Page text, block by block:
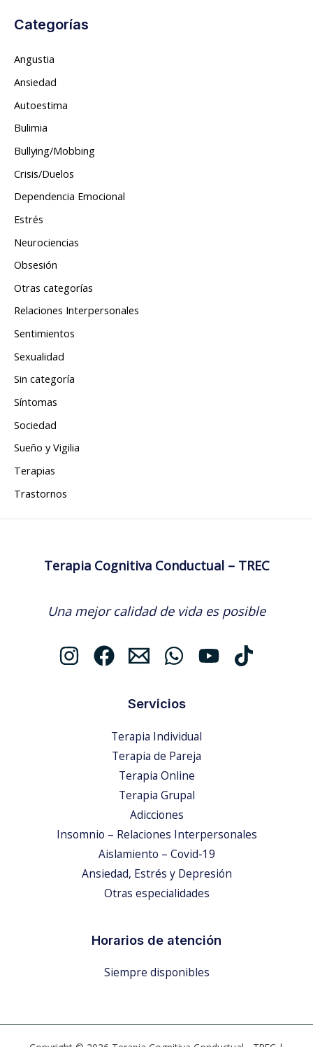
Categorías
Angustia
Ansiedad
Autoestima
Bulimia
Bullying/Mobbing
Crisis/Duelos
Dependencia Emocional
Estrés
Neurociencias
Obsesión
Otras categorías
Relaciones Interpersonales
Sentimientos
Sexualidad
Sin categoría
Síntomas
Sociedad
Sueño y Vigilia
Terapias
Trastornos
Terapia Cognitiva Conductual – TREC
Una mejor calidad de vida es posible
Servicios
Terapia Individual
Terapia de Pareja
Terapia Online
Terapia Grupal
Adicciones
Insomnio – Relaciones Interpersonales
Aislamiento – Covid-19
Ansiedad, Estrés y Depresión
Otras especialidades
Horarios de atención
Siempre disponibles